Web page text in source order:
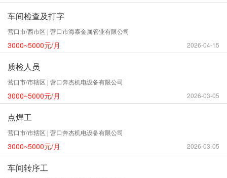
车间检查及打字
营口市/西市区 | 营口市海泰金属管业有限公司
3000~5000元/月 2026-04-15
质检人员
营口市/市辖区 | 营口奔杰机电设备有限公司
3000~5000元/月 2026-03-05
点焊工
营口市/市辖区 | 营口奔杰机电设备有限公司
3000~5000元/月 2026-03-05
车间转序工